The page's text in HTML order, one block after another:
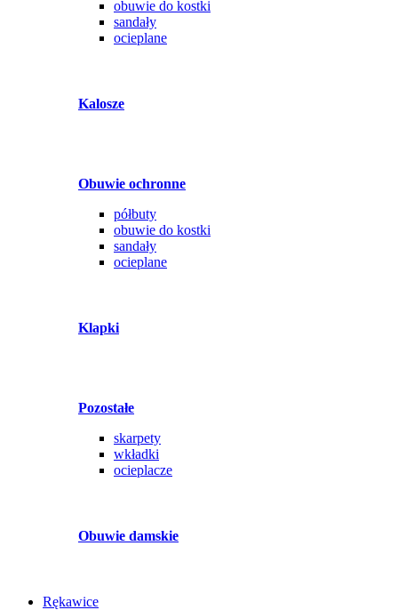
obuwie do kostki
sandały
ocieplane
Kalosze
Obuwie ochronne
półbuty
obuwie do kostki
sandały
ocieplane
Klapki
Pozostałe
skarpety
wkładki
ocieplacze
Obuwie damskie
Rękawice